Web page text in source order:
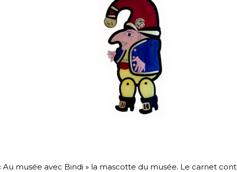
musée avec Bindi » la mascotte du musée. Le carnet